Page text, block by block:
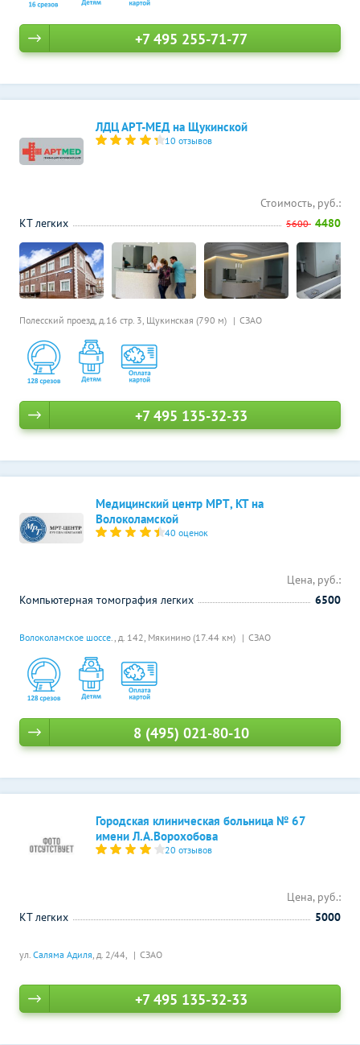
+7 495 255-71-77
ЛДЦ АРТ-МЕД на Щукинской
10 отзывов
Полесский проезд, д.16 стр. 3, Щукинская (790 м) СЗАО
Стоимость, руб.:
КТ легких
5600 4480
+7 495 135-32-33
Медицинский центр МРТ, КТ на
Волоколамской
40 оценок
Волоколамское шоссе., д. 142, Мякинино (17.44 км) СЗАО
Цена, руб.:
Компьютерная томография легких
6500
8 (495) 021-80-10
Городская клиническая больница № 67
имени Л.А.Ворохобова
20 отзывов
ул. Саляма Адиля, д. 2/44, СЗАО
Цена, руб.:
КТ легких
5000
+7 495 135-32-33